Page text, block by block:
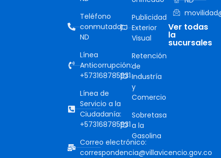
Teléfono
conmutador:
ND
Línea
Anticorrupción:
+573168785931
Línea de
Servicio a la
Ciudadanía:
+573168785931
Correo electrónico:
correspondencia@villavicencio.gov.co
Publicidad
Exterior
Visual
Retención
de
Industría
y
Comercio
Sobretasa
a la
Gasolina
Ver todas
la
sucursales